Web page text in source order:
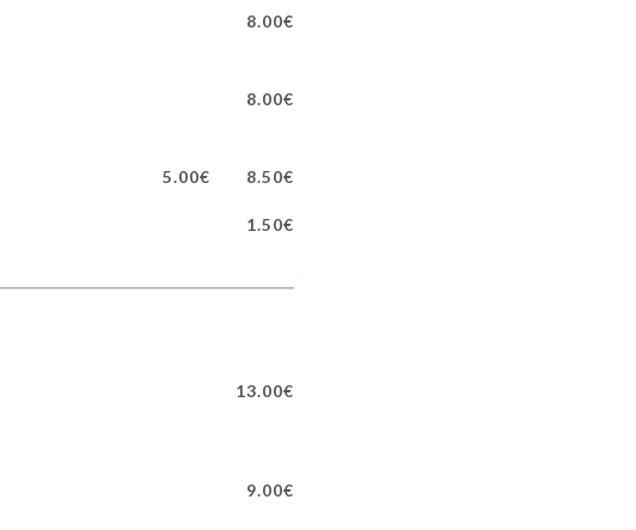
8.00€
8.00€
5.00€ 8.50€
1.50€
13.00€
9.00€